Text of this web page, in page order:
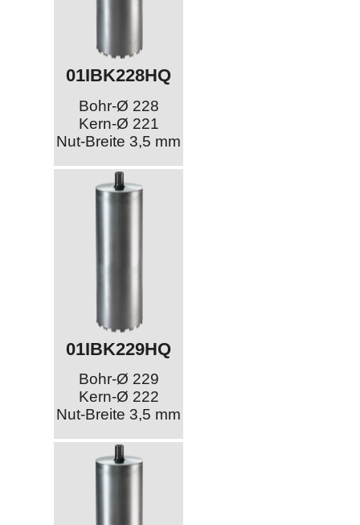
01IBK228HQ
Bohr-Ø 228
Kern-Ø 221
Nut-Breite 3,5 mm
01IBK229HQ
Bohr-Ø 229
Kern-Ø 222
Nut-Breite 3,5 mm